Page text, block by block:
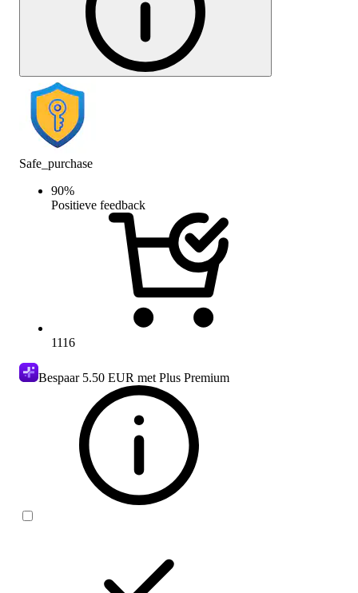
Safe_purchase
90%
Positieve feedback
1116
Bespaar 5.50 EUR met Plus Premium